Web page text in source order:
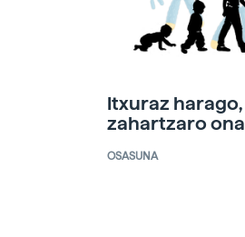
Itxuraz harago,
zahartzaro ona
OSASUNA